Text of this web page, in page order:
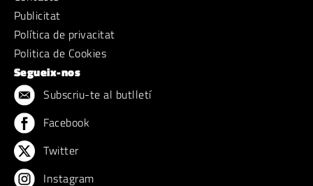
Publicitat
Política de privacitat
Politica de Cookies
Segueix-nos
Subscriu-te al butlletí
Facebook
Twitter
Instagram